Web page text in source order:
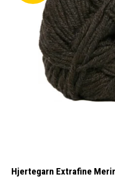
Hjertegarn Extrafine